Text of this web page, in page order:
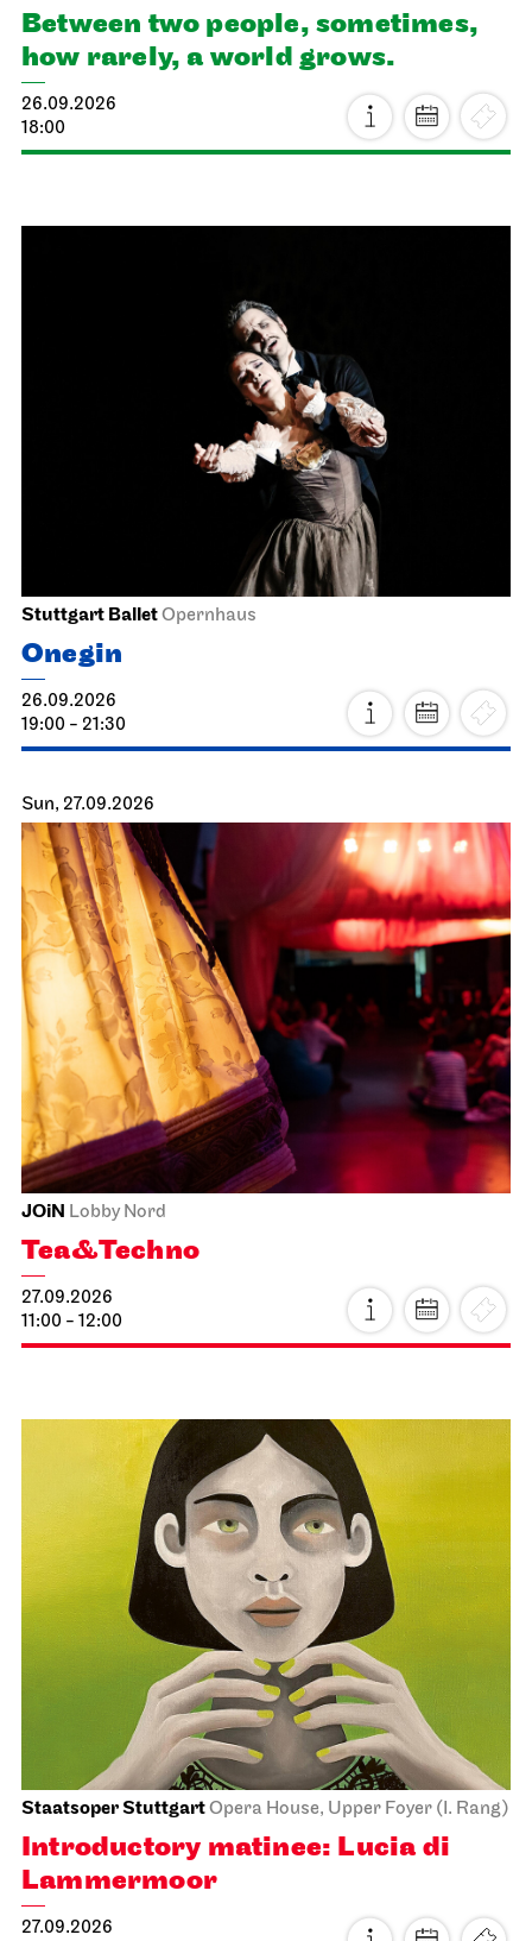
Between two people, sometimes,
how rarely, a world grows.
26.09.2026
18:00
Stuttgart BalletOpernhaus
Onegin
26.09.2026
19:00 - 21:30
Sun, 27.09.2026
JOiN Lobby Nord
Tea&Techno
27.09.2026
11:00 - 12:00
Staatsoper StuttgartOpera House, Upper Foyer (I. Rang)
Introductory matinee: Lucia di
Lammermoor
27.09.2026